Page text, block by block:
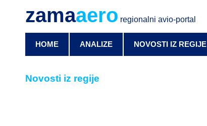
zamaaero regionalni avio-portal
HOME ANALIZE NOVOSTI IZ REGIJE
Novosti iz regije